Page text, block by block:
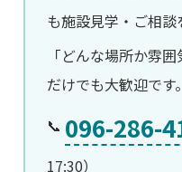
も施設見学・ご相談
「どんな場所か雰
だけでも大歓迎です。
📞 096-286-
17:30）